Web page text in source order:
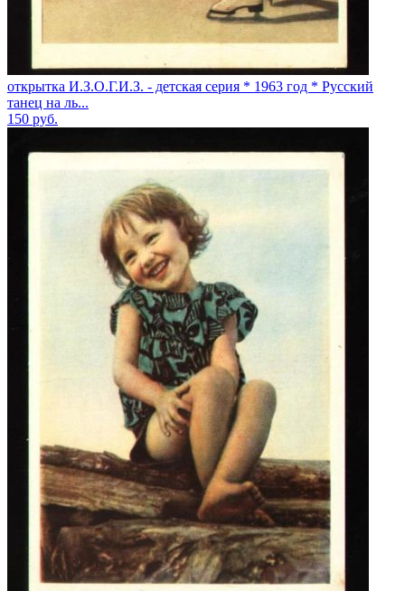
открытка И.З.О.Г.И.З. - детская серия * 1963 год * Русский
танец на ль...
150 руб.